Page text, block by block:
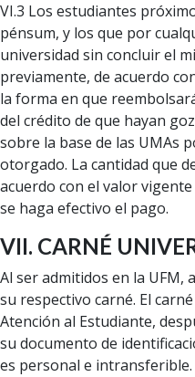
VI.3 Los estudiantes
pénsum, y los que por
universidad sin concluir el
previamente, de acuerdo
la forma en que
del crédito de que hayan
sobre la base de las UMAs
otorgado. La cantidad que
acuerdo con el valor
se haga efectivo el pago.
VII. CARNÉ
Al ser admitidos en la UFM,
su respectivo carné. El
Atención al Estudiante,
su documento de
es personal e intransferible.